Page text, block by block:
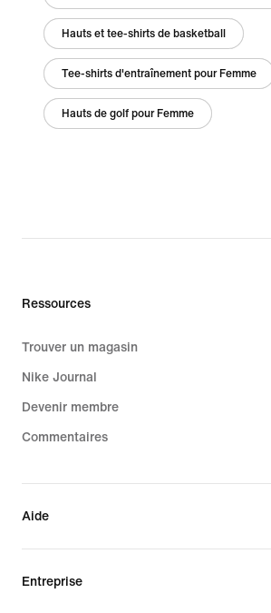
Hauts et tee-shirts de basketball
Tee-shirts d'entraînement pour Femme
Hauts de golf pour Femme
Ressources
Trouver un magasin
Nike Journal
Devenir membre
Commentaires
Aide
Entreprise